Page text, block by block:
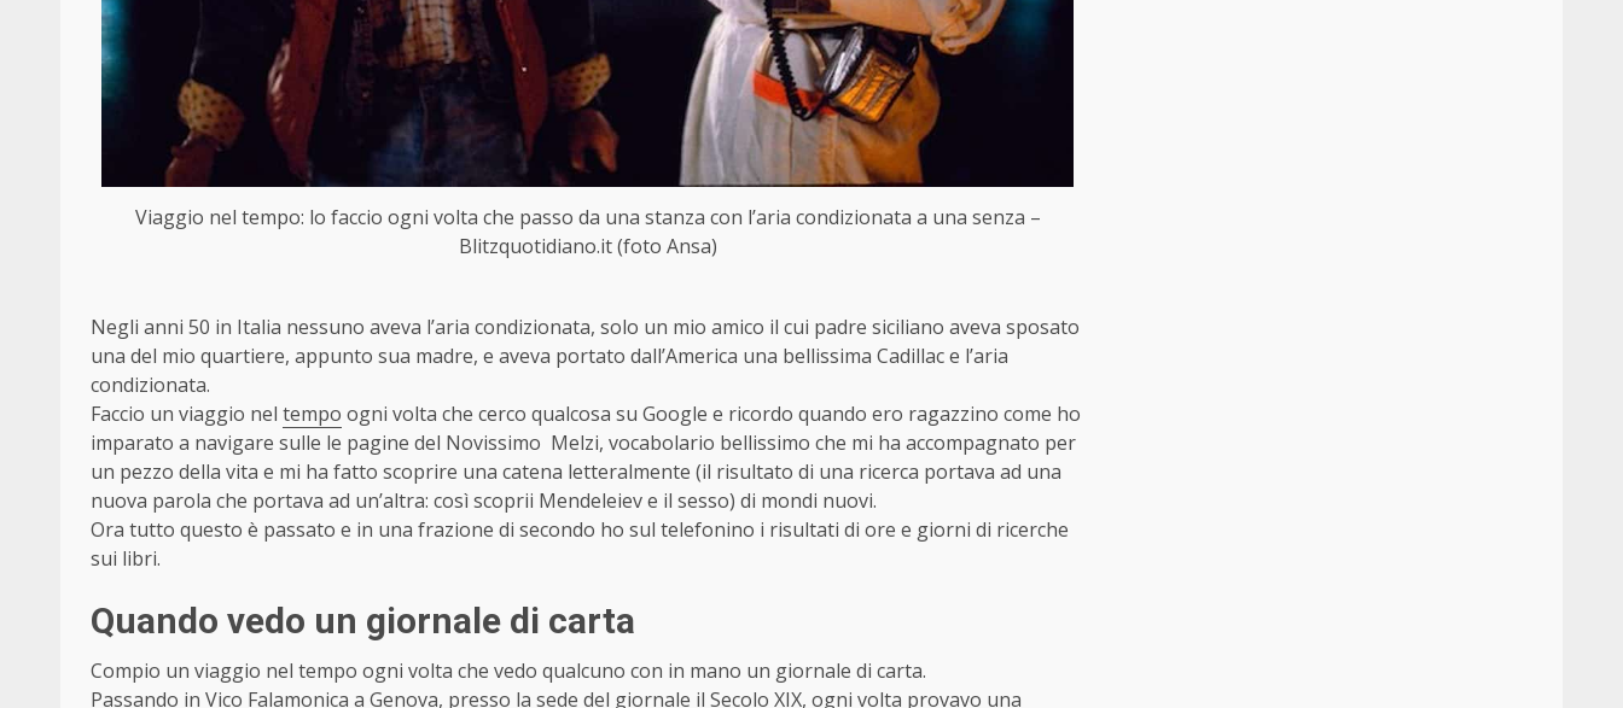
Viaggio nel tempo: lo faccio ogni volta che passo da una stanza con l’aria condizionata a una senza –
Blitzquotidiano.it (foto Ansa)
Negli anni 50 in Italia nessuno aveva l’aria condizionata, solo un mio amico il cui padre siciliano aveva sposato
una del mio quartiere, appunto sua madre, e aveva portato dall’America una bellissima Cadillac e l’aria
condizionata.
Faccio un viaggio nel tempo ogni volta che cerco qualcosa su Google e ricordo quando ero ragazzino come ho
imparato a navigare sulle le pagine del Novissimo Melzi, vocabolario bellissimo che mi ha accompagnato per
un pezzo della vita e mi ha fatto scoprire una catena letteralmente (il risultato di una ricerca portava ad una
nuova parola che portava ad un’altra: così scoprii Mendeleiev e il sesso) di mondi nuovi.
Ora tutto questo è passato e in una frazione di secondo ho sul telefonino i risultati di ore e giorni di ricerche
sui libri.
Quando vedo un giornale di carta
Compio un viaggio nel tempo ogni volta che vedo qualcuno con in mano un giornale di carta.
Passando in Vico Falamonica a Genova, presso la sede del giornale il Secolo XIX, ogni volta provavo una